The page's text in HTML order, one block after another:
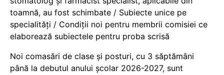
toamnă, au fost schimbate / Subiecte unice pe
specialități / Condiții noi pentru membrii comisiei ce
elaborează subiectele pentru proba scrisă
Noi comasări de clase și posturi, cu 3 săptămâni
până la debutul anului școlar 2026-2027, sunt